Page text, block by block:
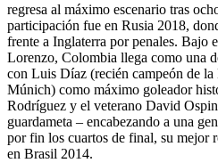
regresa al máximo escenario tras
participación fue en Rusia 2018,
frente a Inglaterra por penales. Bajo
Lorenzo, Colombia llega como una
con Luis Díaz (recién campeón de
Múnich) como máximo goleador
Rodríguez y el veterano David
guardameta – encabezando a una
por fin los cuartos de final, su mejor
en Brasil 2014.